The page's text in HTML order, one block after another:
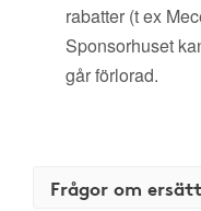
rabatter (t ex
Sponsorhuset
går förlorad.
Frågor om